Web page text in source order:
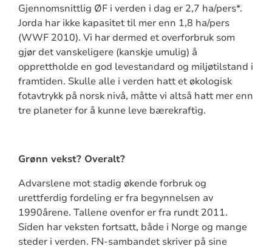
Gjennomsnittlig ØF i verden i dag er 2,7 ha/pers*.
Jorda har ikke kapasitet til mer enn 1,8 ha/pers
(WWF 2010). Vi har dermed et overforbruk som
gjør det vanskeligere (kanskje umulig) å
opprettholde en god levestandard og miljøtilstand i
framtiden. Skulle alle i verden hatt et økologisk
fotavtrykk på norsk nivå, måtte vi altså hatt mer enn
tre planeter for å kunne leve bærekraftig.
Grønn vekst? Overalt?
Advarslene mot stadig økende forbruk og
urettferdig fordeling er fra begynnelsen av
1990årene. Tallene ovenfor er fra rundt 2011.
Siden har veksten fortsatt, både i Norge og mange
steder i verden. FN-sambandet skriver på sine